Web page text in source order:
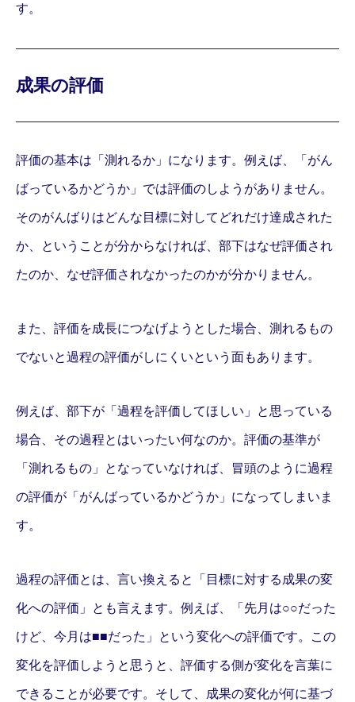
す。
成果の評価
評価の基本は「測れるか」になります。例えば、「がん
ばっているかどうか」では評価のしようがありません。
そのがんばりはどんな目標に対してどれだけ達成された
か、ということが分からなければ、部下はなぜ評価され
たのか、なぜ評価されなかったのかが分かりません。
また、評価を成長につなげようとした場合、測れるもの
でないと過程の評価がしにくいという面もあります。
例えば、部下が「過程を評価してほしい」と思っている
場合、その過程とはいったい何なのか。評価の基準が
「測れるもの」となっていなければ、冒頭のように過程
の評価が「がんばっているかどうか」になってしまいま
す。
過程の評価とは、言い換えると「目標に対する成果の変
化への評価」とも言えます。例えば、「先月は○○だった
けど、今月は■■だった」という変化への評価です。この
変化を評価しようと思うと、評価する側が変化を言葉に
できることが必要です。そして、成果の変化が何に基づ